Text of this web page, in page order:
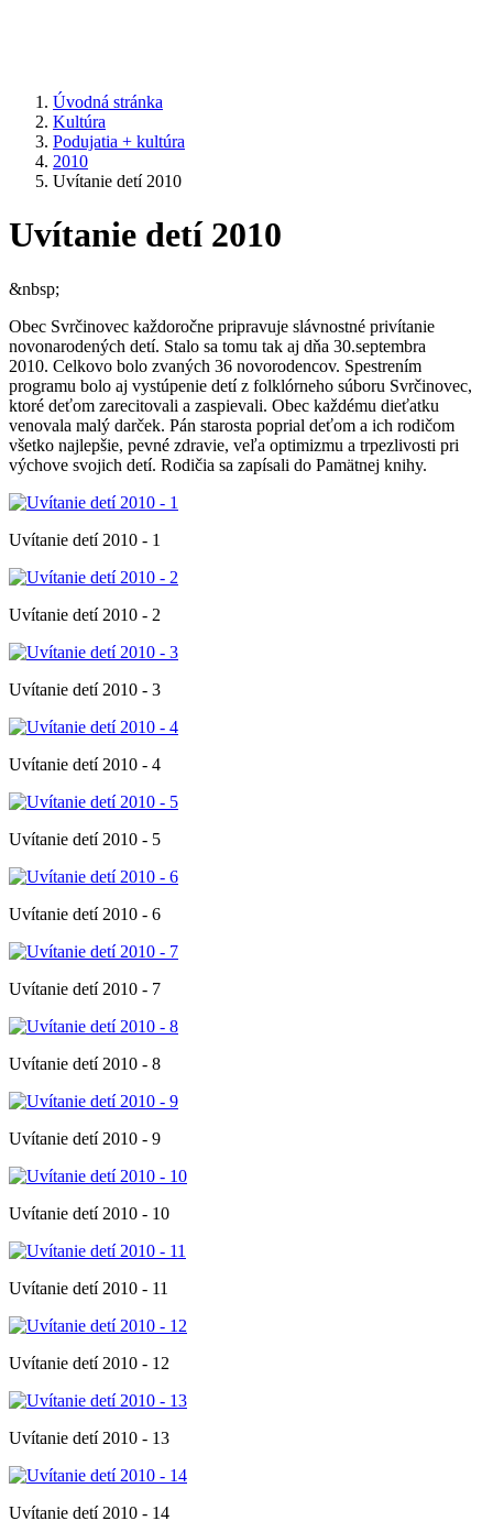
Úvodná stránka
Kultúra
Podujatia + kultúra
2010
Uvítanie detí 2010
Uvítanie detí 2010
&nbsp;
Obec Svrčinovec každoročne pripravuje slávnostné privítanie
novonarodených detí. Stalo sa tomu tak aj dňa 30.septembra
2010. Celkovo bolo zvaných 36 novorodencov. Spestrením
programu bolo aj vystúpenie detí z folklórneho súboru Svrčinovec,
ktoré deťom zarecitovali a zaspievali. Obec každému dieťatku
venovala malý darček. Pán starosta poprial deťom a ich rodičom
všetko najlepšie, pevné zdravie, veľa optimizmu a trpezlivosti pri
výchove svojich detí. Rodičia sa zapísali do Pamätnej knihy.
Uvítanie detí 2010 - 1
Uvítanie detí 2010 - 2
Uvítanie detí 2010 - 3
Uvítanie detí 2010 - 4
Uvítanie detí 2010 - 5
Uvítanie detí 2010 - 6
Uvítanie detí 2010 - 7
Uvítanie detí 2010 - 8
Uvítanie detí 2010 - 9
Uvítanie detí 2010 - 10
Uvítanie detí 2010 - 11
Uvítanie detí 2010 - 12
Uvítanie detí 2010 - 13
Uvítanie detí 2010 - 14